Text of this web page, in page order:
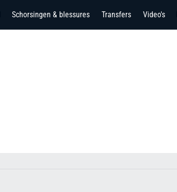
Schorsingen & blessures Transfers Video's